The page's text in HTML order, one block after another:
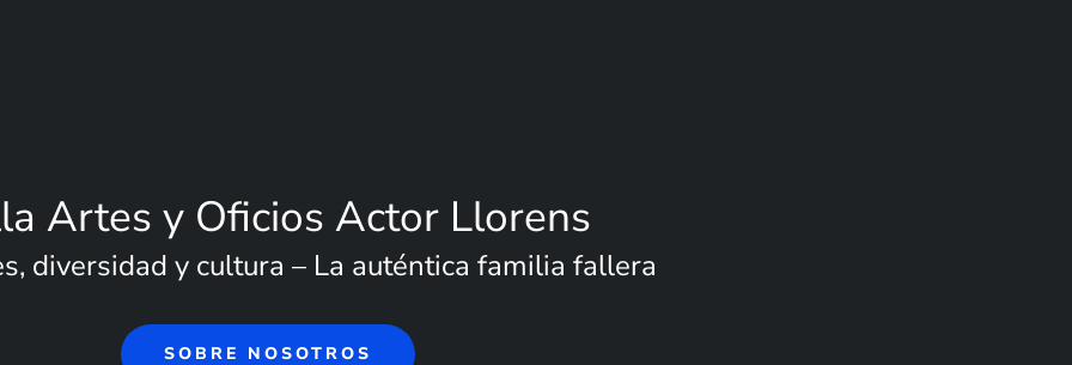
Artes y Oficios Actor Llorens
diversidad y cultura – La auténtica familia fallera
SOBRE NOSOTROS